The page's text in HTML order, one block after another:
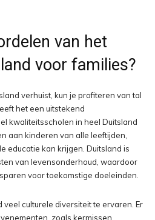
van het
voor families?
verhuist, kun je profiteren van tal
het een uitstekend
kwaliteitsscholen in heel Duitsland
aan kinderen van alle leeftijden,
educatie kan krijgen. Duitsland is
van levensonderhoud, waardoor
voor toekomstige doeleinden.
veel culturele diversiteit te ervaren. Er
zoals kermissen,